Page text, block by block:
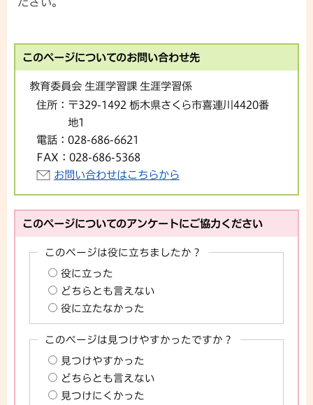
このページについてのお問い合わせ先
教育委員会 生涯学習課 生涯学習係
住所： 〒329-1492 栃木県さくら市喜連川4420番
地1
電話： 028-686-6621
FAX： 028-686-5368
お問い合わせはこちらから
このページについてのアンケートにご協力ください
このページは役に立ちましたか？
役に立った
どちらとも言えない
役に立たなかった
このページは見つけやすかったですか？
見つけやすかった
どちらとも言えない
見つけにくかった